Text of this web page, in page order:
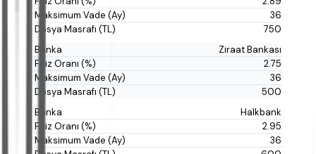
36
750
Ziraat Bankası
2.75
36
500
Halkbank
2.95
36